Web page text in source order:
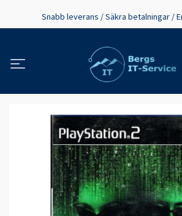
Snabb leverans / Säkra betalningar /